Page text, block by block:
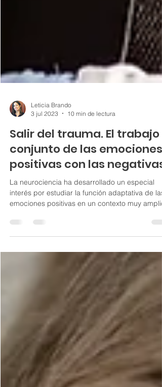
Leticia Brando
3 jul 2023
Salir del trauma. El trabajo
conjunto de las emociones
positivas con las negativas
La neurociencia ha desarrollado un especial
interés por estudiar la función adaptativa de las